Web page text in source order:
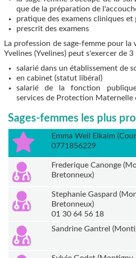
que de la préparation de
pratique des examens cliniques et
prescrit des examens
La profession de sage-femme pour
Yvelines (Yvelines) peut s'exercer de
salarié dans un établissement de
en cabinet (statut libéral)
salarié de la fonction
services de Protection Maternelle
Sages-femmes les plus
Emma Weil Elkaim
0771856229
Frederique Canonge
Bretonneux)
Stephanie Gaspard
Bretonneux)
01 30 64 56 18
Sandrine Gantrel